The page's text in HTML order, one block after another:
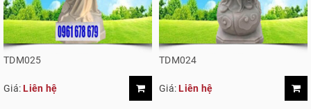
TDM025
Giá:Liên hệ
TDM024
Giá:Liên hệ